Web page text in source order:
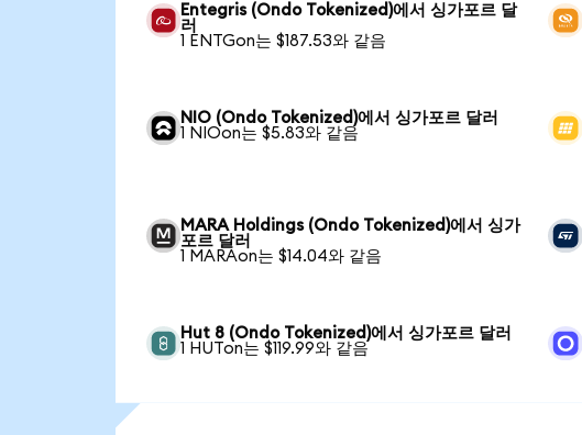
Entegris (Ondo Tokenized)에서 싱가포르 달
러
1 ENTGon는 $187.53와 같음
NIO (Ondo Tokenized)에서 싱가포르 달러
1 NIOon는 $5.83와 같음
MARA Holdings (Ondo Tokenized)에서 싱가
포르 달러
1 MARAon는 $14.04와 같음
Hut 8 (Ondo Tokenized)에서 싱가포르 달러
1 HUTon는 $119.99와 같음